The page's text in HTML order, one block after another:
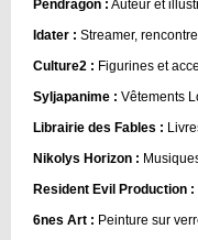
Pendragon : Auteur et
Idater : Streamer,
Culture2 : Figurines et
Syljapanime : Vêtements
Librairie des Fables :
Nikolys Horizon :
Resident Evil Production :
6nes Art : Peinture sur